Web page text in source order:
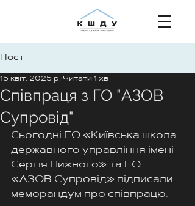
Пост
Співпраця з ГО "АЗОВ
Супровід"
15 квіт. 2025 р. Читати 1 хв
Сьогодні ГО «Київська школа
державного управління імені
Сергія Нижного» та ГО
«АЗОВ Супровід» підписали
меморандум про співпрацю.